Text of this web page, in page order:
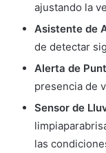
ajustando la
Asistente de
de detectar
Alerta de
presencia de
Sensor de
las